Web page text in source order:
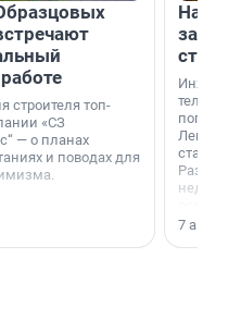
строителя топ-
«СЗ
— о планах
и поводах для
На
станции
7